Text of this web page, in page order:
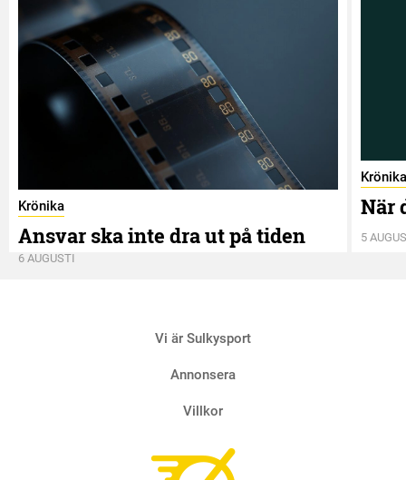
Krönika
Ansvar ska inte dra ut på tiden
6 AUGUSTI
Krönika
När
5
Vi är Sulkysport
Annonsera
Villkor